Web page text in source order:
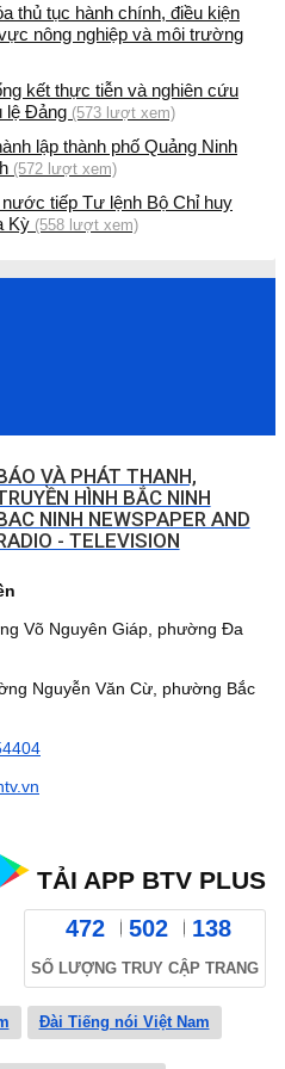
thủ tục hành chính, điều kiện
nông nghiệp và môi trường
kết thực tiễn và nghiên cứu
lệ Đảng (573 lượt xem)
lập thành phố Quảng Ninh
(572 lượt xem)
tiếp Tư lệnh Bộ Chỉ huy
Kỳ (558 lượt xem)
VÀ PHÁT THANH,
HÌNH BẮC NINH
NINH NEWSPAPER AND
- TELEVISION
Võ Nguyên Giáp, phường Đa
Văn Cừ, phường Bắc
TẢI APP BTV PLUS
472 502 138
SỐ LƯỢNG TRUY CẬP TRANG
Đài Tiếng nói Việt Nam